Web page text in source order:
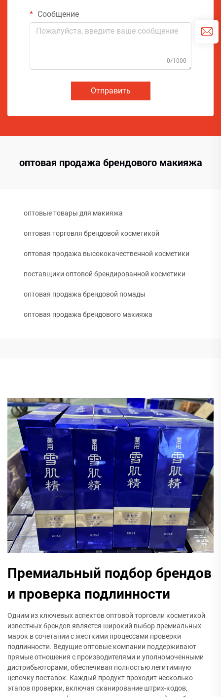
Сообщение
0/1000
Отправить
оптовая продажа брендового макияжа
оптовые товары для макияжа
оптовая торговля брендовой косметикой
оптовая продажа высококачественной косметики
поставщики оптовой брендированной косметики
оптовая продажа брендовой помады
оптовая продажа брендового макияжа
Премиальный подбор брендов
и проверка подлинности
Одним из ключевых аспектов оптовой торговли косметикой
известных брендов является широкий выбор премиальных
марок в сочетании с жесткими процессами проверки
подлинности. Ведущие оптовые компании поддерживают
прямые отношения с производителями и уполномоченными
дистрибьюторами, обеспечивая полностью легитимную
цепочку поставок. Каждый продукт проходит несколько
этапов проверки, включая сканирование штрих-кодов,